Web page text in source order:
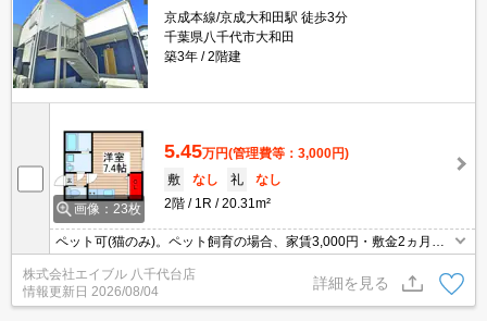
京成本線/京成大和田駅 徒歩3分
千葉県八千代市大和田
築3年
2階建
画像：23枚
5.45万円(管理費等：3,000円)
敷
なし 礼
なし
2階
1R 20.31m²
ペット可(猫のみ)。ペット飼育の場合、家賃3,000円・敷金2ヵ月
増。仲介手数料家賃の0.55ヵ月分。エイブル女子割で仲介手数料家
賃の0.55ヶ月分より10％ＯＦＦ。あなたの新生活応援します！。
株式会社エイブル 八千代台店
情報更新日 2026/08/04
詳細を見る